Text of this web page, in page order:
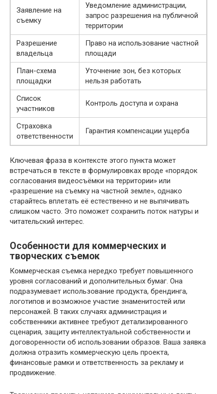
Заявление на
съемку
Уведомление администрации,
запрос разрешения на публичной
территории
Разрешение
владельца
Право на использование частной
площади
План-схема
площадки
Уточнение зон, без которых
нельзя работать
Список
участников
Контроль доступа и охрана
Страховка
ответственности
Гарантия компенсации ущерба
Ключевая фраза в контексте этого пункта может
встречаться в тексте в формулировках вроде «порядок
согласования видеосъёмки на территории» или
«разрешение на съемку на частной земле», однако
старайтесь вплетать её естественно и не выпячивать
слишком часто. Это поможет сохранить поток натуры и
читательский интерес.
Особенности для коммерческих и
творческих съемок
Коммерческая съемка нередко требует повышенного
уровня согласований и дополнительных бумаг. Она
подразумевает использование продукта, брендинга,
логотипов и возможное участие знаменитостей или
персонажей. В таких случаях администрация и
собственники активнее требуют детализированного
сценария, защиту интеллектуальной собственности и
договоренности об использовании образов. Ваша заявка
должна отразить коммерческую цель проекта,
финансовые рамки и ответственность за рекламу и
продвижение.